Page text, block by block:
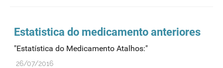
Estatistica do medicamento anteriores
"Estatística do Medicamento Atalhos:"
26/07/2016